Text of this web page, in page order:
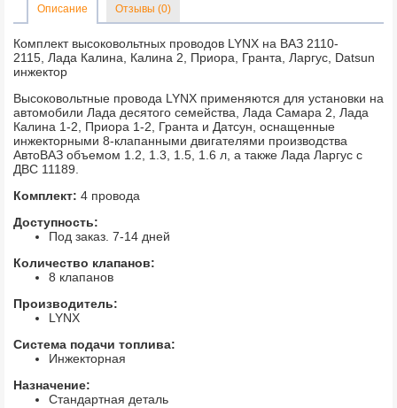
Описание Отзывы (0)
Комплект высоковольтных проводов LYNX на ВАЗ 2110-
2115, Лада Калина, Калина 2, Приора, Гранта, Ларгус, Datsun
инжектор
Высоковольтные провода LYNX применяются для установки на
автомобили Лада десятого семейства, Лада Самара 2, Лада
Калина 1-2, Приора 1-2, Гранта и Датсун, оснащенные
инжекторными 8-клапанными двигателями производства
АвтоВАЗ объемом 1.2, 1.3, 1.5, 1.6 л, а также Лада Ларгус с
ДВС 11189.
Комплект: 4 провода
Доступность:
Под заказ. 7-14 дней
Количество клапанов:
8 клапанов
Производитель:
LYNX
Система подачи топлива:
Инжекторная
Назначение:
Стандартная деталь